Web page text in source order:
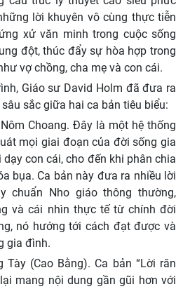
lời khuyên vô cùng thực tiễn
xử văn minh trong cuộc sống
đột, thúc đẩy sự hòa hợp trong
vợ chồng, cha mẹ và con cái.
Giáo sư David Holm đã đưa ra
sắc giữa hai ca bản tiêu biểu:
Choang. Đây là một hệ thống
mọi giai đoạn của đời sống gia
con cái, cho đến khi phân chia
bụa. Ca bản này đưa ra nhiều lời
chuẩn Nho giáo thông thường,
và cái nhìn thực tế từ chính đời
nó hướng tới cách đạt được và
gia đình.
Tày (Cao Bằng). Ca bản “Lời răn
mang nội dung gần gũi hơn với